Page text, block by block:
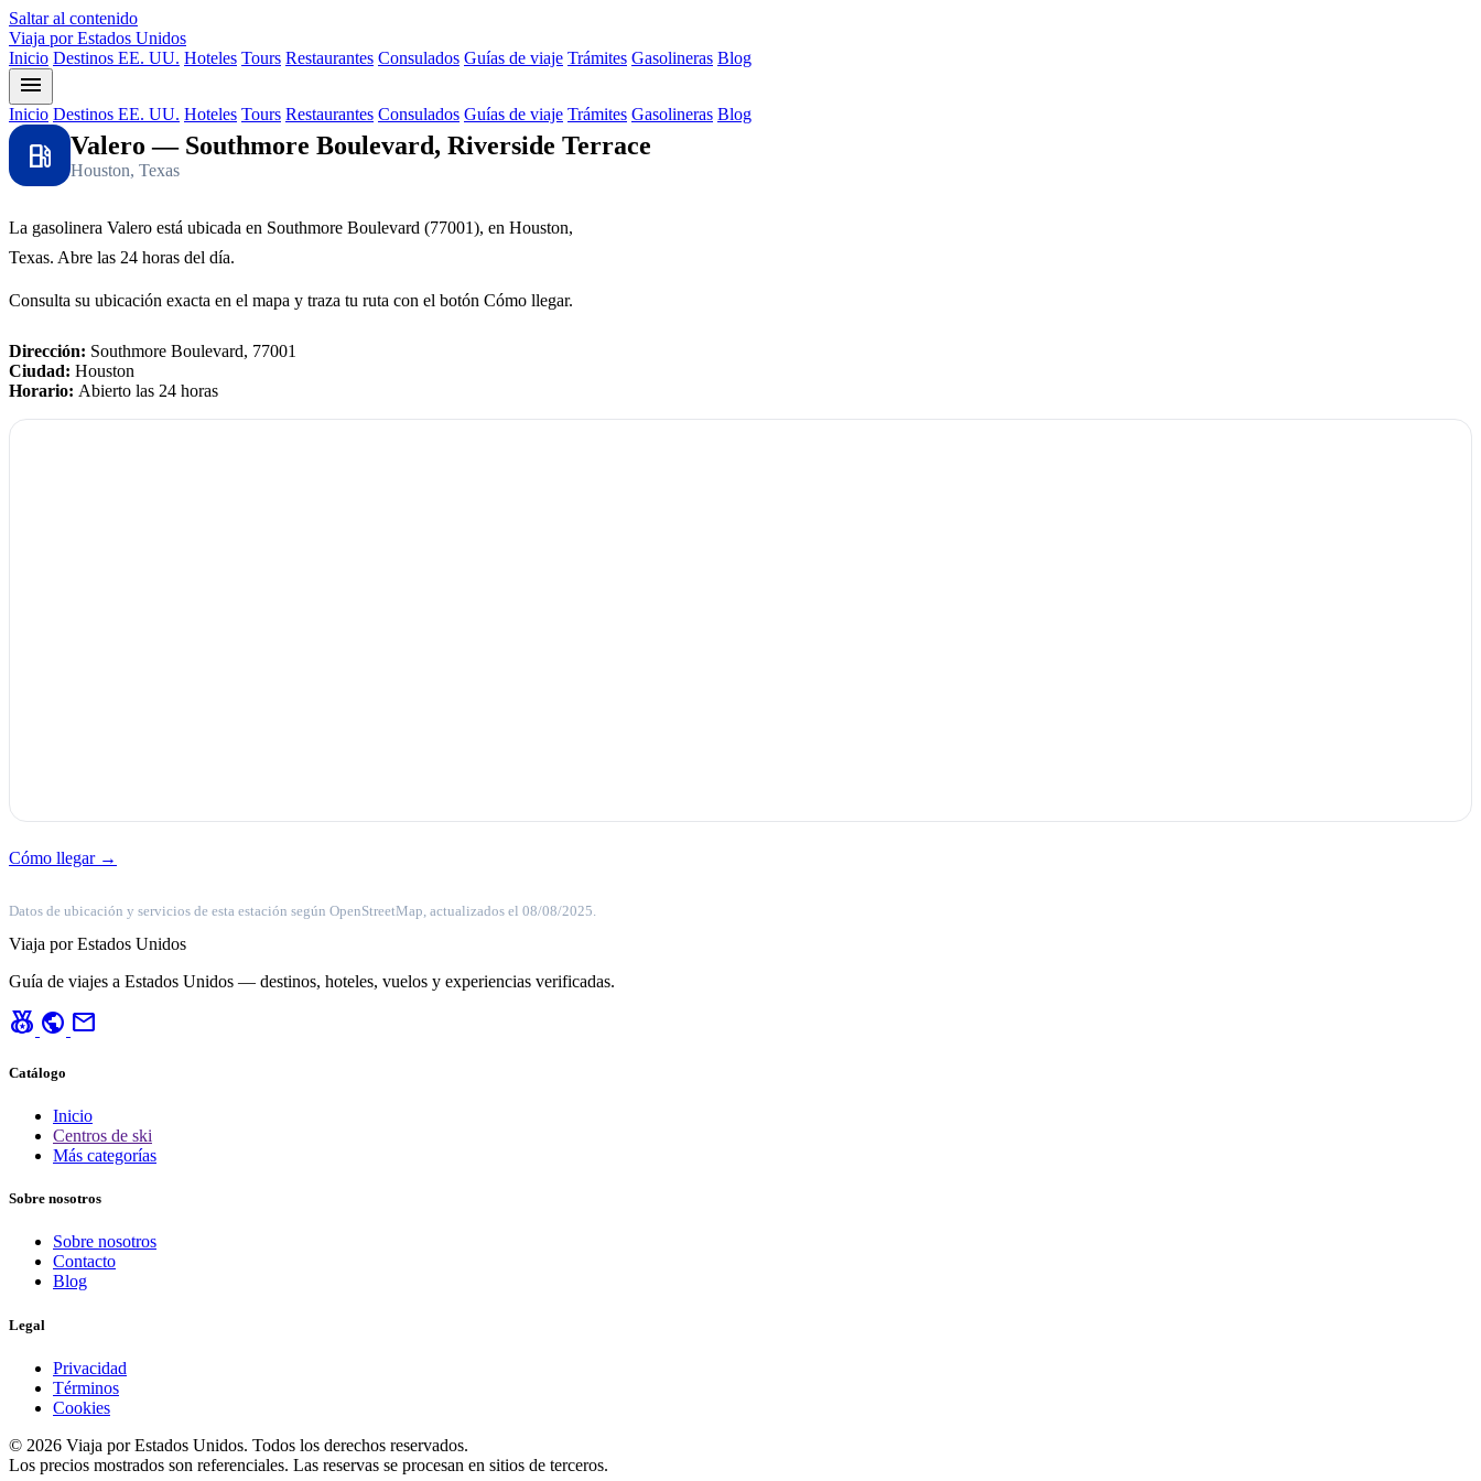
Saltar al contenido
Viaja por Estados Unidos
Inicio Destinos EE. UU. Hoteles Tours Restaurantes Consulados Guías de viaje Trámites Gasolineras Blog
menu
Inicio Destinos EE. UU. Hoteles Tours Restaurantes Consulados Guías de viaje Trámites Gasolineras Blog
local_gas_station Valero — Southmore Boulevard, Riverside Terrace
Houston, Texas
La gasolinera Valero está ubicada en Southmore Boulevard (77001), en Houston,
Texas. Abre las 24 horas del día.
Consulta su ubicación exacta en el mapa y traza tu ruta con el botón Cómo llegar.
Dirección: Southmore Boulevard, 77001
Ciudad: Houston
Horario: Abierto las 24 horas
Cómo llegar →
Datos de ubicación y servicios de esta estación según OpenStreetMap, actualizados el 08/08/2025.
Viaja por Estados Unidos
Guía de viajes a Estados Unidos — destinos, hoteles, vuelos y experiencias verificadas.
social_leaderboard public mail
Catálogo
Inicio
Centros de ski
Más categorías
Sobre nosotros
Sobre nosotros
Contacto
Blog
Legal
Privacidad
Términos
Cookies
© 2026 Viaja por Estados Unidos. Todos los derechos reservados.
Los precios mostrados son referenciales. Las reservas se procesan en sitios de terceros.